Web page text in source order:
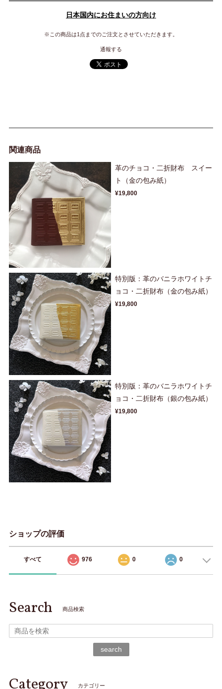
日本国内にお住まいの方向け
※この商品は1点までのご注文とさせていただきます。
通報する
関連商品
革のチョコ・二折財布 スイー
ト（金の包み紙）
¥19,800
特別版：革のバニラホワイトチ
ョコ・二折財布（金の包み紙）
¥19,800
特別版：革のバニラホワイトチ
ョコ・二折財布（銀の包み紙）
¥19,800
ショップの評価
すべて 976 0 0
Search 商品検索
search
Category カテゴリー